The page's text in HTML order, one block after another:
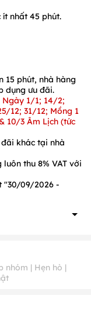
ít nhất 45 phút.
15 phút, nhà hàng
dụng ưu đãi.
Ngày 1/1; 14/2;
12; 31/12; Mồng 1
10/3 Âm Lịch (tức
khác tại nhà
thu 8% VAT với
"30/09/2026 -
sau:
Ngày 1/1; 14/2;
nhóm | Hẹn hò |